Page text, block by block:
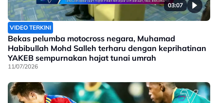
03:07
VIDEO TERKINI
Bekas pelumba motocross negara, Muhamad
Habibullah Mohd Salleh terharu dengan keprihatinan
YAKEB sempurnakan hajat tunai umrah
11/07/2026